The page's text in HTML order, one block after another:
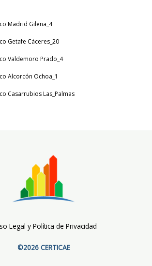
Madrid Gilena_4
Getafe Cáceres_20
Valdemoro Prado_4
Alcorcón Ochoa_1
Casarrubios Las_Palmas
Legal y Política de Privacidad
©2026 CERTICAE